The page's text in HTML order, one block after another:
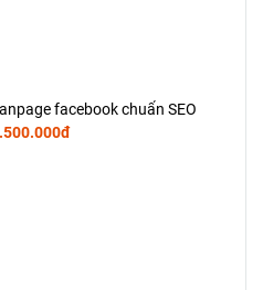
facebook chuẩn SEO